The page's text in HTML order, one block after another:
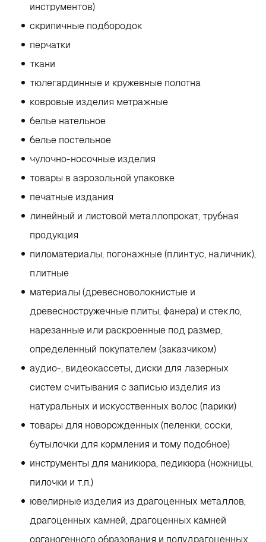
инструментов)
скрипичные подбородок
перчатки
ткани
тюлегардинные и кружевные полотна
ковровые изделия метражные
белье нательное
белье постельное
чулочно-носочные изделия
товары в аэрозольной упаковке
печатные издания
линейный и листовой металлопрокат, трубная
продукция
пиломатериалы, погонажные (плинтус, наличник),
плитные
материалы (древесноволокнистые и
древесностружечные плиты, фанера) и стекло,
нарезанные или раскроенные под размер,
определенный покупателем (заказчиком)
аудио-, видеокассеты, диски для лазерных
систем считывания с записью изделия из
натуральных и искусственных волос (парики)
товары для новорожденных (пеленки, соски,
бутылочки для кормления и тому подобное)
инструменты для маникюра, педикюра (ножницы,
пилочки и т.п.)
ювелирные изделия из драгоценных металлов,
драгоценных камней, драгоценных камней
органогенного образования и полудрагоценных